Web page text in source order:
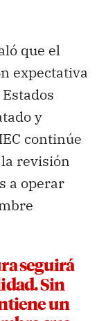
que el
expectativa
y
continúe
revisión
a operar
seguirá
Sin
un